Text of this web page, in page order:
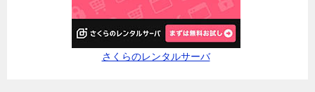
さくらのレンタルサーバ